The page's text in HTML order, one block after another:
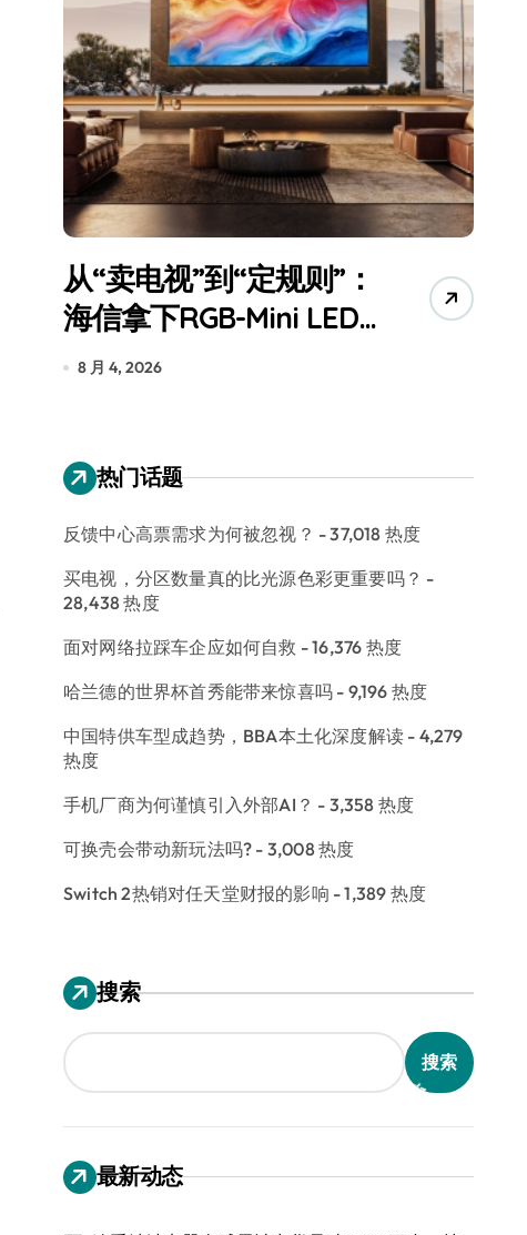
从“卖电视”到“定规则”：
海信拿下RGB-Mini LED
全球话语权
8 月 4, 2026
热门话题
反馈中心高票需求为何被忽视？ - 37,018 热度
买电视，分区数量真的比光源色彩更重要吗？ -
28,438 热度
面对网络拉踩车企应如何自救 - 16,376 热度
哈兰德的世界杯首秀能带来惊喜吗 - 9,196 热度
中国特供车型成趋势，BBA本土化深度解读 - 4,279
热度
手机厂商为何谨慎引入外部AI？ - 3,358 热度
可换壳会带动新玩法吗? - 3,008 热度
Switch 2热销对任天堂财报的影响 - 1,389 热度
搜索
搜索
最新动态